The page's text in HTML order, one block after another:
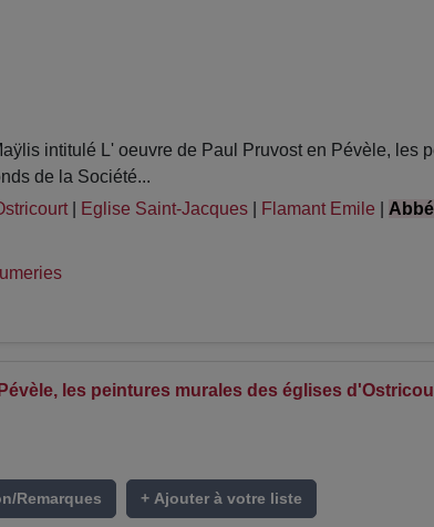
intitulé L' oeuvre de Paul Pruvost en Pévèle,
de la Société...
Eglise Saint-Jacques Flamant Emile
les peintures murales des églises
Remarques + Ajouter à votre liste